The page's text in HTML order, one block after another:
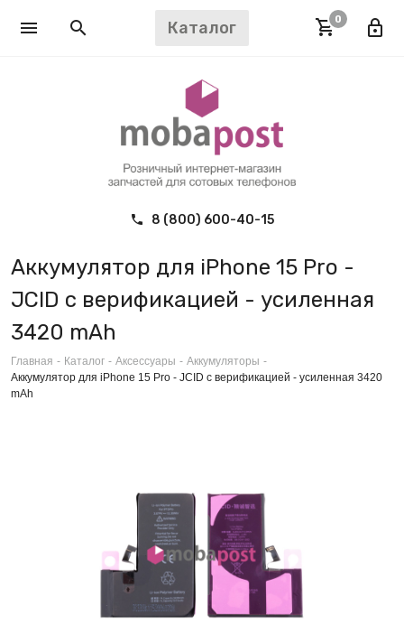
Каталог 0
8 (800) 600-40-15
Аккумулятор для iPhone 15 Pro -
JCID с верификацией - усиленная
3420 mAh
Главная - Каталог - Аксессуары - Аккумуляторы -
Аккумулятор для iPhone 15 Pro - JCID с верификацией - усиленная 3420
mAh